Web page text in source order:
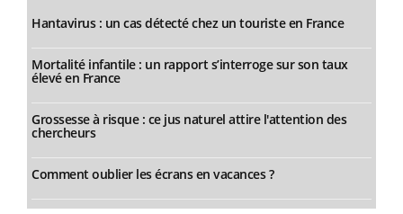
Hantavirus : un cas détecté chez un touriste en France
Mortalité infantile : un rapport s’interroge sur son taux
élevé en France
Grossesse à risque : ce jus naturel attire l'attention des
chercheurs
Comment oublier les écrans en vacances ?